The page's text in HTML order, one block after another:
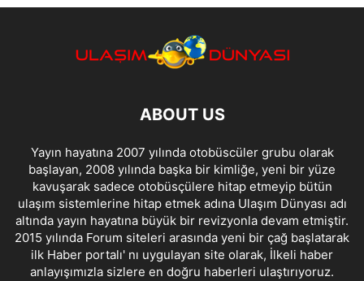
ABOUT US
Yayın hayatına 2007 yılında otobüscüler grubu olarak
başlayan, 2008 yılında başka bir kimliğe, yeni bir yüze
kavuşarak sadece otobüsçülere hitap etmeyip bütün
ulaşım sistemlerine hitap etmek adına Ulaşım Dünyası adı
altında yayın hayatına büyük bir revizyonla devam etmiştir.
2015 yılında Forum siteleri arasında yeni bir çağ başlatarak
ilk Haber portalı' nı uygulayan site olarak, İlkeli haber
anlayışımızla sizlere en doğru haberleri ulaştırıyoruz.